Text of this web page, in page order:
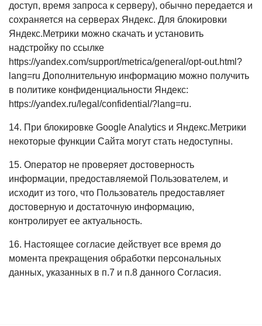
доступ, время запроса к серверу), обычно передается и
сохраняется на серверах Яндекс. Для блокировки
Яндекс.Метрики можно скачать и установить
надстройку по ссылке
https://yandex.com/support/metrica/general/opt-out.html?
lang=ru Дополнительную информацию можно получить
в политике конфиденциальности Яндекс:
https://yandex.ru/legal/confidential/?lang=ru.
14. При блокировке Google Analytics и Яндекс.Метрики
некоторые функции Сайта могут стать недоступны.
15. Оператор не проверяет достоверность
информации, предоставляемой Пользователем, и
исходит из того, что Пользователь предоставляет
достоверную и достаточную информацию,
контролирует ее актуальность.
16. Настоящее согласие действует все время до
момента прекращения обработки персональных
данных, указанных в п.7 и п.8 данного Согласия.